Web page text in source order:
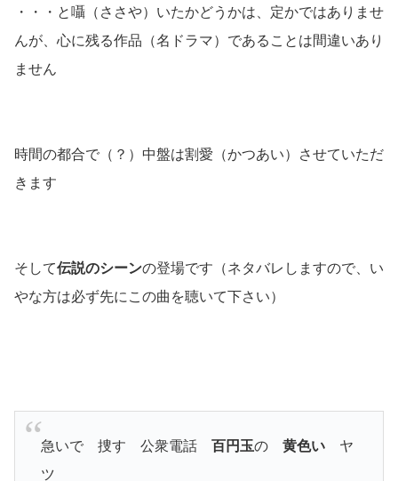
・・・と囁 （ささや） いたかどうかは、定かではありませ
んが、心に残る作品 （名ドラマ） であることは間違いあり
ません
時間の都合で （？） 中盤は割愛 （かつあい）
させていただ
きます
そして伝説のシーンの登場です （ネタバレしますので、い
やな方は必ず先にこの曲を聴いて下さい）
急いで 捜す 公衆電話 百円玉の 黄色いヤ
ツ